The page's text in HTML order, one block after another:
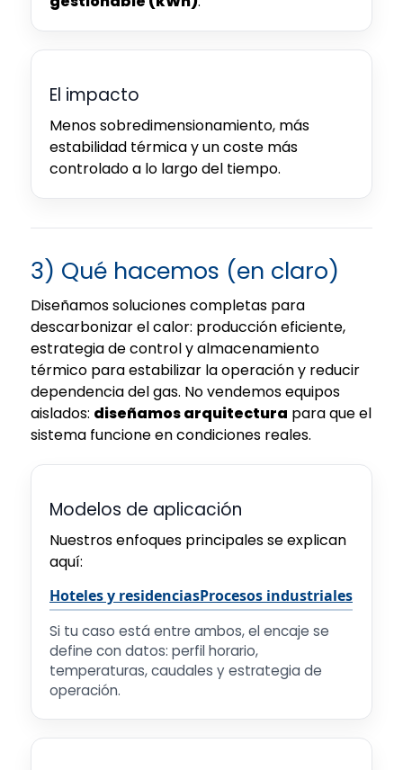
El impacto
Menos sobredimensionamiento, más
estabilidad térmica y un coste más
controlado a lo largo del tiempo.
3) Qué hacemos (en claro)
Diseñamos soluciones completas para
descarbonizar el calor: producción eficiente,
estrategia de control y almacenamiento
térmico para estabilizar la operación y reducir
dependencia del gas. No vendemos equipos
aislados: diseñamos arquitectura para que el
sistema funcione en condiciones reales.
Modelos de aplicación
Nuestros enfoques principales se explican
aquí:
Hoteles y residenciasProcesos industriales
Si tu caso está entre ambos, el encaje se
define con datos: perfil horario,
temperaturas, caudales y estrategia de
operación.